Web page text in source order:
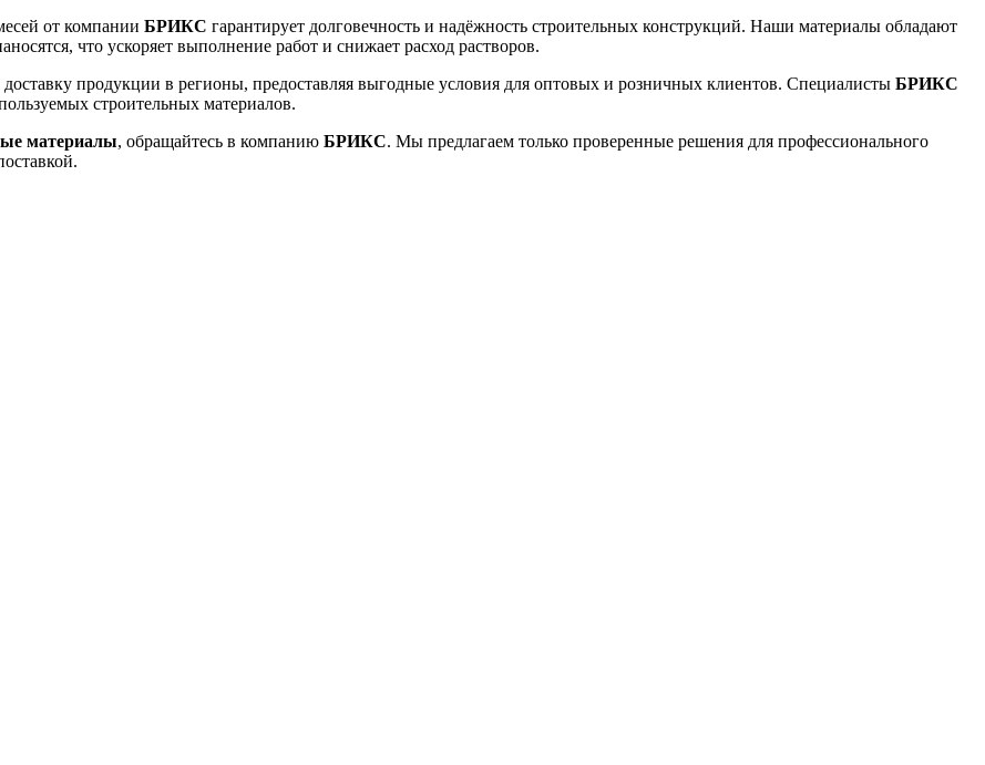
от компании БРИКС гарантирует долговечность и надёжность строительных конструкций. Наши материалы обладают
что ускоряет выполнение работ и снижает расход растворов.
продукции в регионы, предоставляя выгодные условия для оптовых и розничных клиентов. Специалисты БРИКС
строительных материалов.
материалы, обращайтесь в компанию БРИКС. Мы предлагаем только проверенные решения для профессионального